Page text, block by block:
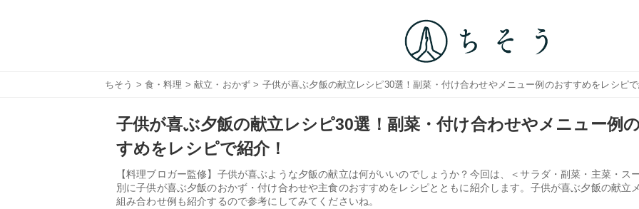
ちそう > 食・料理 >献立・おかず > 子供が喜ぶ夕飯の献立レシピ30選！副菜・付け合わせやメニュー例のおすすめをレシピで
子供が喜ぶ夕飯の献立レシピ30選！副菜・付け合わせやメニュー例
すめをレシピで紹介！
【料理ブロガー監修】子供が喜ぶような夕飯の献立は何がいいのでしょうか？今回は、＜サラダ・副菜・主菜・ス
別に子供が喜ぶ夕飯のおかず・付け合わせや主食のおすすめをレシピとともに紹介します。子供が喜ぶ夕飯の献立
組み合わせ例も紹介するので参考にしてみてくださいね。